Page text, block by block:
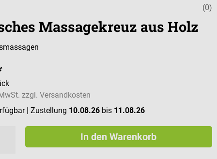
(0)
Massagekreuz aus Holz
zzgl. Versandkosten
| Zustellung 10.08.26 bis 11.08.26
In den Warenkorb